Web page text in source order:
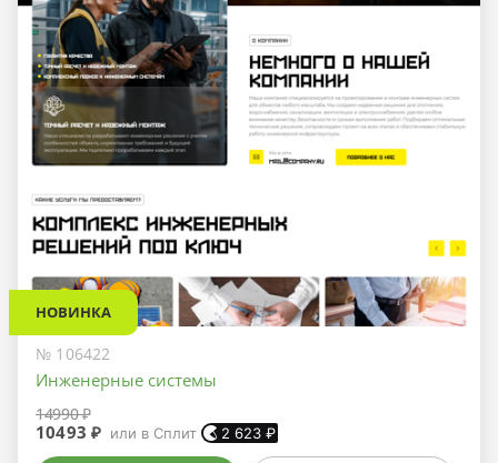
НОВИНКА
№ 106422
Инженерные системы
14990 ₽
10493 ₽ или в Сплит 2 623 ₽